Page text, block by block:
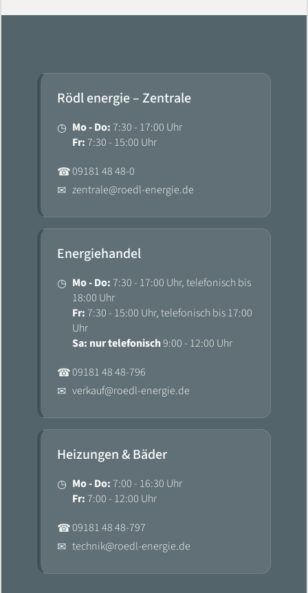
Rödl energie – Zentrale
◷ Mo - Do: 7:30 - 17:00 Uhr
Fr: 7:30 - 15:00 Uhr
☎09181 48 48-0
✉ zentrale@roedl-energie.de
Energiehandel
◷ Mo - Do: 7:30 - 17:00 Uhr, telefonisch bis
18:00 Uhr
Fr: 7:30 - 15:00 Uhr, telefonisch bis 17:00
Uhr
Sa: nur telefonisch9:00 - 12:00 Uhr
☎09181 48 48-796
✉ verkauf@roedl-energie.de
Heizungen & Bäder
◷ Mo - Do: 7:00 - 16:30 Uhr
Fr: 7:00 - 12:00 Uhr
☎09181 48 48-797
✉ technik@roedl-energie.de